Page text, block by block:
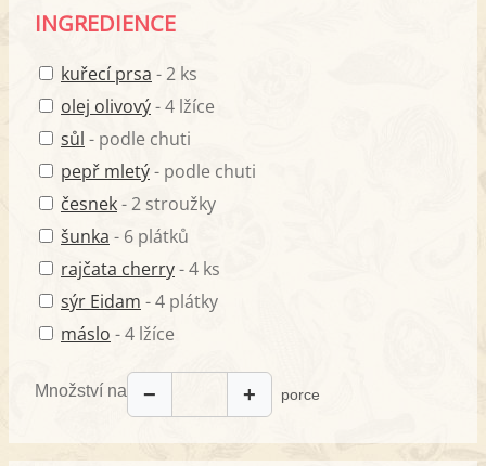
INGREDIENCE
kuřecí prsa - 2 ks
olej olivový- 4 lžíce
sůl - podle chuti
pepř mletý- podle chuti
česnek- 2 stroužky
šunka - 6 plátků
rajčata cherry- 4 ks
sýr Eidam - 4 plátky
máslo - 4 lžíce
Množství na − + porce